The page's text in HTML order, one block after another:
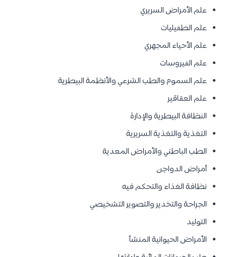
علم الأمراض السريري
علم الطفيليات
علم الأحياء المجهري
علم الفيروسات
علم السموم والطب الشرعي والأنظمة البيطرية
علم العقاقير
النظافة البيطرية والإدارة
التغذية والتغذية السريرية
الطب الباطني والأمراض المعدية
أمراض الدواجن
نظافة الغذاء والتحكم فيه
الجراحة والتخدير والتصوير التشخيصي
التوليد
الأمراض الحيوانية المنشأ